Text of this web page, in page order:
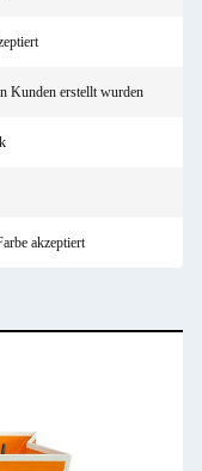
Kunden erstellt wurden
akzeptiert